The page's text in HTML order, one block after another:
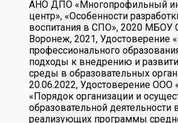
АНО ДПО «Многопрофильный
центр», «Особенности
воспитания в СПО», 2020
Воронеж, 2021, Удостоверение
профессионального
подходы к внедрению и
среды в образовательных
20.06.2022, Удостоверение ООО
«Порядок организации и
образовательной деятельности
реализующих программы